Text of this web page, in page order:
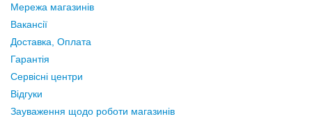
Мережа магазинів
Вакансії
Доставка, Оплата
Гарантія
Сервісні центри
Відгуки
Зауваження щодо роботи магазинів